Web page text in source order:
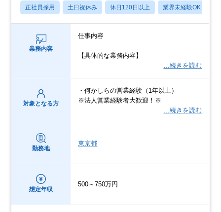
正社員採用 土日祝休み 休日120日以上 業界未経験OK
業務内容
仕事内容
【具体的な業務内容】
…続きを読む
対象となる方
・何かしらの営業経験（1年以上）
※法人営業経験者大歓迎！※
…続きを読む
勤務地
東京都
想定年収
500～750万円